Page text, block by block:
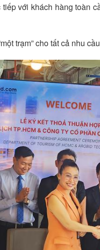
với khách hàng toàn
trạm” cho tất cả nhu